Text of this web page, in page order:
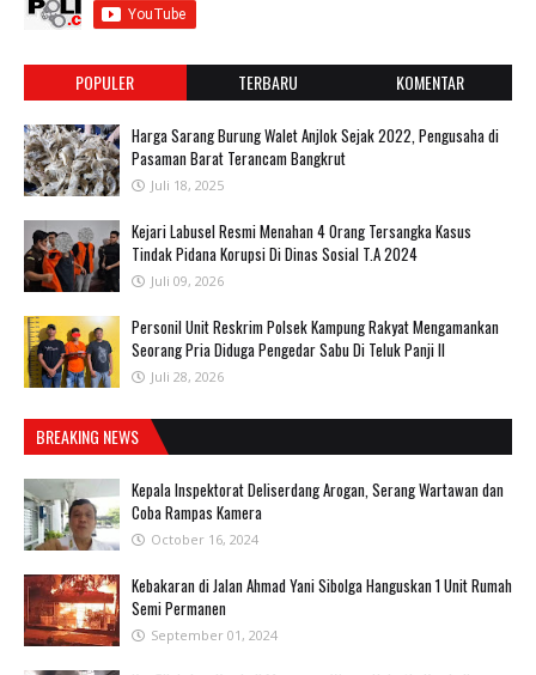
POPULER TERBARU KOMENTAR
Harga Sarang Burung Walet Anjlok Sejak 2022, Pengusaha di
Pasaman Barat Terancam Bangkrut
Juli 18, 2025
‎Kejari Labusel Resmi Menahan 4 Orang Tersangka Kasus
Tindak Pidana Korupsi Di Dinas Sosial T.A 2024
Juli 09, 2026
Personil Unit Reskrim Polsek Kampung Rakyat Mengamankan
Seorang Pria Diduga Pengedar Sabu Di Teluk Panji II
Juli 28, 2026
BREAKING NEWS
Kepala Inspektorat Deliserdang Arogan, Serang Wartawan dan
Coba Rampas Kamera
October 16, 2024
Kebakaran di Jalan Ahmad Yani Sibolga Hanguskan 1 Unit Rumah
Semi Permanen
September 01, 2024